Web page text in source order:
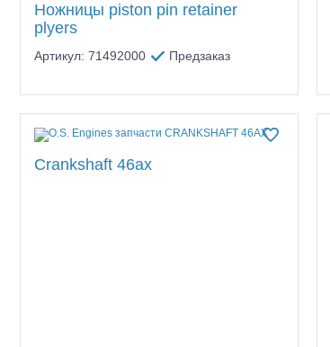
Ножницы piston pin retainer
plyers
Артикул: 71492000 Предзаказ
Crankshaft 46ax